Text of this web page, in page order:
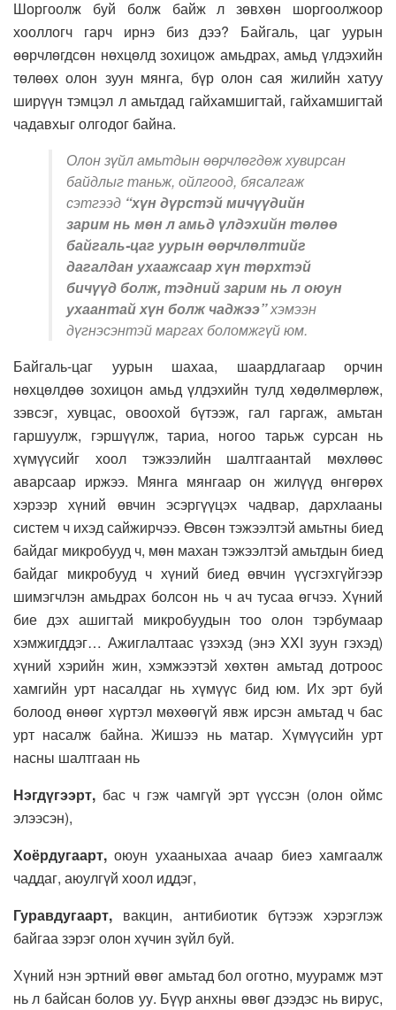
Шоргоолж буй болж байж л зөвхөн шоргоолжоор
хооллогч гарч ирнэ биз дээ? Байгаль, цаг уурын
өөрчлөгдсөн нөхцөлд зохицож амьдрах, амьд үлдэхийн
төлөөх олон зуун мянга, бүр олон сая жилийн хатуу
ширүүн тэмцэл л амьтдад гайхамшигтай, гайхамшигтай
чадавхыг олгодог байна.
Олон зүйл амьтдын өөрчлөгдөж хувирсан
байдлыг таньж, ойлгоод, бясалгаж
сэтгээд “хүн дүрстэй мичүүдийн
зарим нь мөн л амьд үлдэхийн төлөө
байгаль-цаг уурын өөрчлөлтийг
дагалдан ухаажсаар хүн төрхтэй
бичүүд болж, тэдний зарим нь л оюун
ухаантай хүн болж чаджээ”хэмээн
дүгнэсэнтэй маргах боломжгүй юм.
Байгаль-цаг уурын шахаа, шаардлагаар орчин
нөхцөлдөө зохицон амьд үлдэхийн тулд хөдөлмөрлөж,
зэвсэг, хувцас, овоохой бүтээж, гал гаргаж, амьтан
гаршуулж, гэршүүлж, тариа, ногоо тарьж сурсан нь
хүмүүсийг хоол тэжээлийн шалтгаантай мөхлөөс
аварсаар иржээ. Мянга мянгаар он жилүүд өнгөрөх
хэрээр хүний өвчин эсэргүүцэх чадвар, дархлааны
систем ч ихэд сайжирчээ. Өвсөн тэжээлтэй амьтны биед
байдаг микробууд ч, мөн махан тэжээлтэй амьтдын биед
байдаг микробууд ч хүний биед өвчин үүсгэхгүйгээр
шимэгчлэн амьдрах болсон нь ч ач тусаа өгчээ. Хүний
бие дэх ашигтай микробуудын тоо олон тэрбумаар
хэмжигддэг… Ажиглалтаас үзэхэд (энэ XXI зуун гэхэд)
хүний хэрийн жин, хэмжээтэй хөхтөн амьтад дотроос
хамгийн урт насалдаг нь хүмүүс бид юм. Их эрт буй
болоод өнөөг хүртэл мөхөөгүй явж ирсэн амьтад ч бас
урт насалж байна. Жишээ нь матар. Хүмүүсийн урт
насны шалтгаан нь
Нэгдүгээрт, бас ч гэж чамгүй эрт үүссэн (олон оймс
элээсэн),
Хоёрдугаарт,оюун ухааныхаа ачаар биеэ хамгаалж
чаддаг, аюулгүй хоол иддэг,
Гуравдугаарт, вакцин, антибиотик бүтээж хэрэглэж
байгаа зэрэг олон хүчин зүйл буй.
Хүний нэн эртний өвөг амьтад бол оготно, муурамж мэт
нь л байсан болов уу. Бүүр анхны өвөг дээдэс нь вирус,